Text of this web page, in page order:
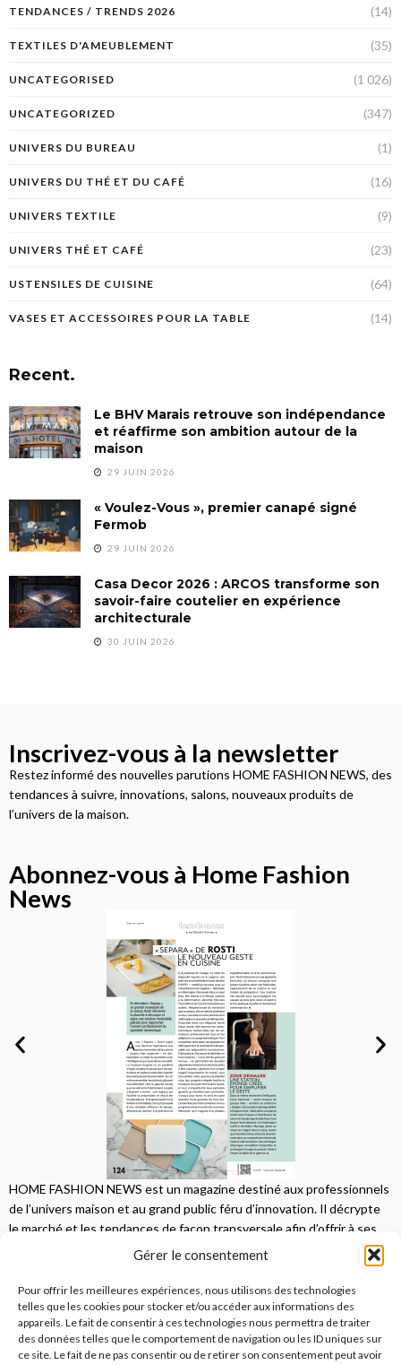
Gérer le consentement
Pour offrir les meilleures expériences, nous utilisons des technologies
telles que les cookies pour stocker et/ou accéder aux informations des
appareils. Le fait de consentir à ces technologies nous permettra de traiter
des données telles que le comportement de navigation ou les ID uniques sur
ce site. Le fait de ne pas consentir ou de retirer son consentement peut avoir
TENDANCES / TRENDS 2026 (14)
TEXTILES D'AMEUBLEMENT (35)
UNCATEGORISED (1 026)
UNCATEGORIZED (347)
UNIVERS DU BUREAU (1)
UNIVERS DU THÉ ET DU CAFÉ (16)
UNIVERS TEXTILE (9)
UNIVERS THÉ ET CAFÉ (23)
USTENSILES DE CUISINE (64)
VASES ET ACCESSOIRES POUR LA TABLE (14)
Recent.
Le BHV Marais retrouve son indépendance
et réaffirme son ambition autour de la
maison
29 JUIN 2026
« Voulez-Vous », premier canapé signé
Fermob
29 JUIN 2026
Casa Decor 2026 : ARCOS transforme son
savoir-faire coutelier en expérience
architecturale
30 JUIN 2026
Inscrivez-vous à la newsletter
Restez informé des nouvelles parutions HOME FASHION NEWS, des
tendances à suivre, innovations, salons, nouveaux produits de
l’univers de la maison.
Abonnez-vous à Home Fashion
News
HOME FASHION NEWS est un magazine destiné aux professionnels
de l’univers maison et au grand public féru d’innovation. Il décrypte
le marché et les tendances de façon transversale afin d’offrir à ses
lecteurs une vision complète.
JE M'ABONNE